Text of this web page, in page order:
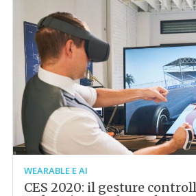
WEARABLE E AI
CES 2020: il gesture